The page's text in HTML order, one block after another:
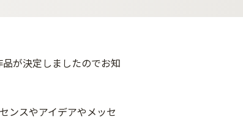
が決定しましたのでお知
ンスやアイデアやメッセ